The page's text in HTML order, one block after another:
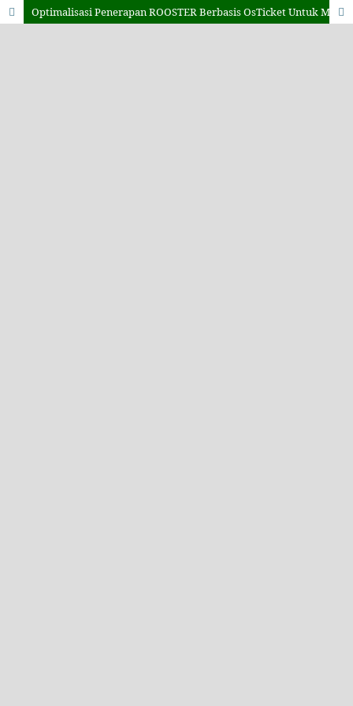
Optimalisasi Penerapan ROOSTER Berbasis OsTicket Untuk Meningkatkan Mutu Pelayanan